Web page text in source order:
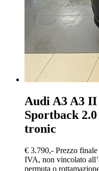
Audi A3A3 II
Sportback
tronic
€ 3.790,- Prezzo
IVA, non vincolato
permuta o